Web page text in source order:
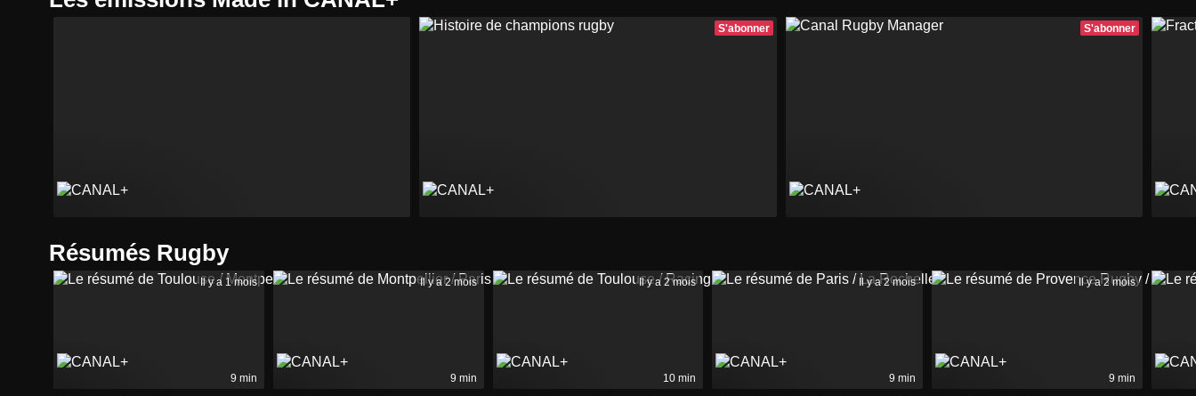
S'abonner S'abonner
Résumés Rugby
Il y a 1 mois
9 min
Il y a 2 mois
9 min
Il y a 2 mois
10 min
Il y a 2 mois
9 min
Il y a 2 mois
9 min